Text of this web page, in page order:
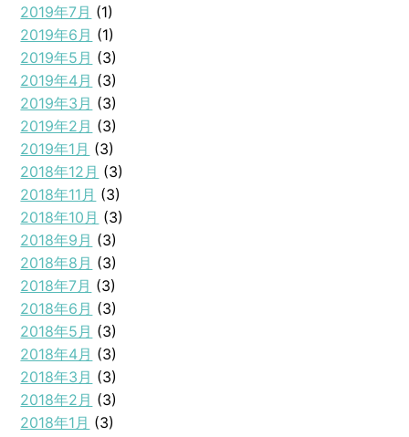
2019年7月 (1)
2019年6月 (1)
2019年5月 (3)
2019年4月 (3)
2019年3月 (3)
2019年2月 (3)
2019年1月 (3)
2018年12月 (3)
2018年11月 (3)
2018年10月 (3)
2018年9月 (3)
2018年8月 (3)
2018年7月 (3)
2018年6月 (3)
2018年5月 (3)
2018年4月 (3)
2018年3月 (3)
2018年2月 (3)
2018年1月 (3)